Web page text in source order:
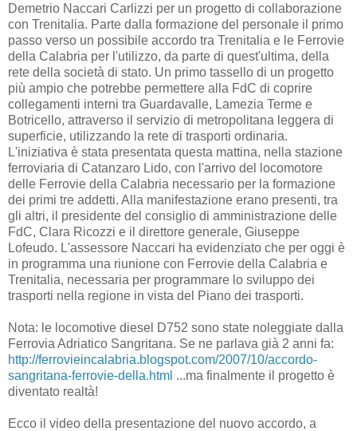
Demetrio Naccari Carlizzi per un progetto di collaborazione
con Trenitalia. Parte dalla formazione del personale il primo
passo verso un possibile accordo tra Trenitalia e le Ferrovie
della Calabria per l'utilizzo, da parte di quest'ultima, della
rete della società di stato. Un primo tassello di un progetto
più ampio che potrebbe permettere alla FdC di coprire
collegamenti interni tra Guardavalle, Lamezia Terme e
Botricello, attraverso il servizio di metropolitana leggera di
superficie, utilizzando la rete di trasporti ordinaria.
L'iniziativa è stata presentata questa mattina, nella stazione
ferroviaria di Catanzaro Lido, con l'arrivo del locomotore
delle Ferrovie della Calabria necessario per la formazione
dei primi tre addetti. Alla manifestazione erano presenti, tra
gli altri, il presidente del consiglio di amministrazione delle
FdC, Clara Ricozzi e il direttore generale, Giuseppe
Lofeudo. L'assessore Naccari ha evidenziato che per oggi è
in programma una riunione con Ferrovie della Calabria e
Trenitalia, necessaria per programmare lo sviluppo dei
trasporti nella regione in vista del Piano dei trasporti.
Nota: le locomotive diesel D752 sono state noleggiate dalla
Ferrovia Adriatico Sangritana. Se ne parlava già 2 anni fa:
http://ferrovieincalabria.blogspot.com/2007/10/accordo-
sangritana-ferrovie-della.html ...ma finalmente il progetto è
diventato realtà!
Ecco il video della presentazione del nuovo accordo, a